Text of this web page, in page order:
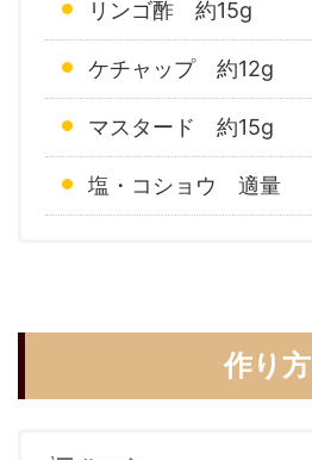
リンゴ酢 約15g
ケチャップ 約12g
マスタード 約15g
塩・コショウ 適量
作り方